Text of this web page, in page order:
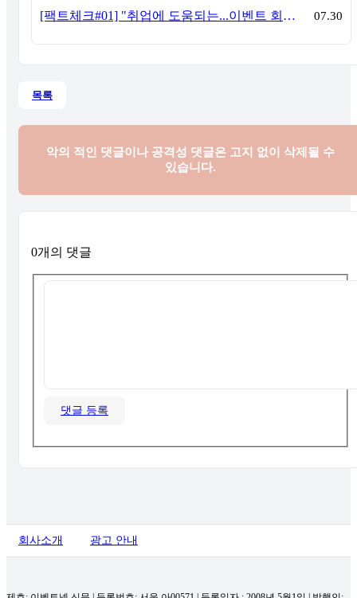
[팩트체크#01] "취업에 도움되는...이벤트 회사, 어떻게 구분할까?"… 1인당 매출 '3억 원'의 법칙 07.30
목록
악의 적인 댓글이나 공격성 댓글은 고지 없이 삭제될 수
있습니다.
0개의 댓글
댓글 등록
회사소개 광고 안내